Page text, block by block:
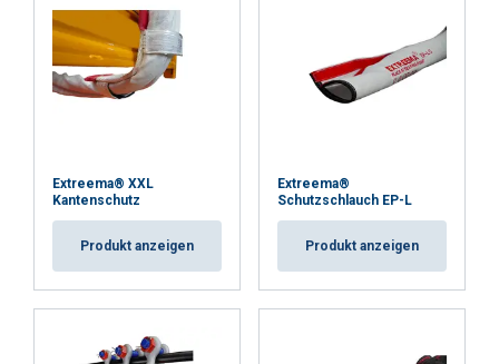
Extreema® XXL
Kantenschutz
Produkt anzeigen
Extreema®
Schutzschlauch EP-L
Produkt anzeigen